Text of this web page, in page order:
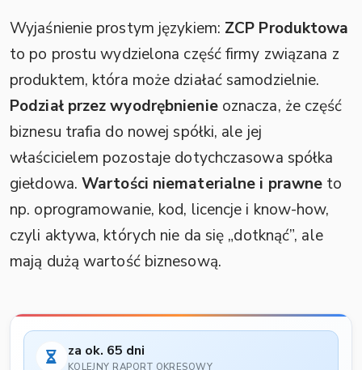
Wyjaśnienie prostym językiem: ZCP Produktowa
to po prostu wydzielona część firmy związana z
produktem, która może działać samodzielnie.
Podział przez wyodrębnienieoznacza, że część
biznesu trafia do nowej spółki, ale jej
właścicielem pozostaje dotychczasowa spółka
giełdowa. Wartości niematerialne i prawne to
np. oprogramowanie, kod, licencje i know-how,
czyli aktywa, których nie da się „dotknąć”, ale
mają dużą wartość biznesową.
za ok. 65 dni
KOLEJNY RAPORT OKRESOWY